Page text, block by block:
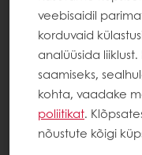
valik ja
selle
Belcolade'i,
maitse saab
valikust. Ainult
üle maailma
veebisaidil
korduvaid
analüüsida
saamiseks,
kohta, vaadake
poliitikat.
nõustute kõigi